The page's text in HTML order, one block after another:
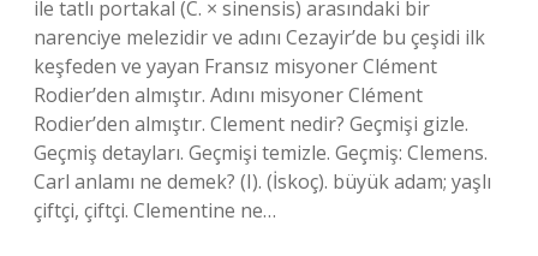
ile tatlı portakal (C. × sinensis) arasındaki bir
narenciye melezidir ve adını Cezayir’de bu çeşidi ilk
keşfeden ve yayan Fransız misyoner Clément
Rodier’den almıştır. Adını misyoner Clément
Rodier’den almıştır. Clement nedir? Geçmişi gizle.
Geçmiş detayları. Geçmişi temizle. Geçmiş: Clemens.
Carl anlamı ne demek? (I). (İskoç). büyük adam; yaşlı
çiftçi, çiftçi. Clementine ne…